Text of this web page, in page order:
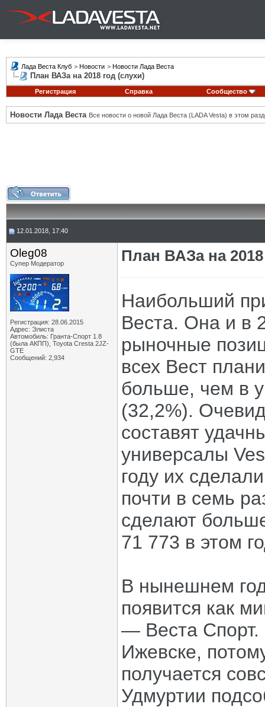
Лада Веста Клуб > Новости > Новости Лада Веста
План ВАЗа на 2018 год (слухи)
Регистрация Справка Сообщество
Новости Лада Веста Все новости о новой Лада Веста (LADA Vesta) в этом
12.01.2018, 17:40
Oleg08
Супер Модератор
Регистрация: 28.06.2015
Адрес: Элиста
Автомобиль: Гранта-Спорт 1.8
(была АКПП), Toyota Cresta 2JZ-
GTE
Сообщений: 2,934
План ВАЗа на
Наибольший
Веста. Она и в
рыночные
всех Вест
больше, чем в
(32,2%).
составят
универсалы
году их
почти в семь
сделают
71 773 в этом
В нынешнем
появится как
— Веста Спорт.
Ижевске,
получается
Удмуртии